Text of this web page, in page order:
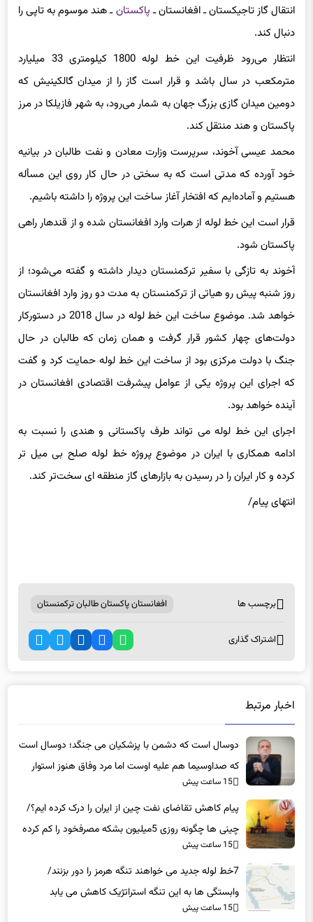
انتقال گاز تاجیکستان ـ افغانستان ـپاکستانـ هند موسوم به تاپی را
دنبال کند.
انتظار می‌رود ظرفیت این خط لوله 1800 کیلومتری 33 میلیارد
مترمکعب در سال باشد و قرار است گاز را از میدان گالکینیش که
دومین میدان گازی بزرگ جهان به شمار می‌رود، به شهر فازیلکا در مرز
پاکستان و هند منتقل کند.
محمد عیسی آخوند، سرپرست وزارت معادن و نفت طالبان در بیانیه
خود آورده که مدتی است که به سختی در حال کار روی این مسأله
هستیم و آماده‌ایم که افتخار آغاز ساخت این پروژه را داشته باشیم.
قرار است این خط لوله از هرات وارد افغانستان شده و از قندهار راهی
پاکستان شود.
آخوند به تازگی با سفیر ترکمنستان دیدار داشته و گفته می‌شود؛ از
روز شنبه پیش رو هیاتی از ترکمنستان به مدت دو روز وارد افغانستان
خواهد شد. موضوع ساخت این خط لوله در سال 2018 در دستورکار
دولت‌های چهار کشور قرار گرفت و همان زمان که طالبان در حال
جنگ با دولت مرکزی بود از ساخت این خط لوله حمایت کرد و گفت
که اجرای این پروژه یکی از عوامل پیشرفت اقتصادی افغانستان در
آینده خواهد بود.
اجرای این خط لوله می تواند طرف پاکستانی و هندی را نسبت به
ادامه همکاری با ایران در موضوع پروژه خط لوله صلح بی میل تر
کرده و کار ایران را در رسیدن به بازارهای گاز منطقه ای سخت‌تر کند.
انتهای پیام/
برچسب ها افغانستان پاکستان طالبان ترکمنستان
اشتراک گذاری
اخبار مرتبط
دوسال است که دشمن با پزشکیان می جنگد؛ دوسال است
که صداوسیما هم علیه اوست اما مرد وفاق هنوز استوار
است
15 ساعت پیش
پیام کاهش تقاضای نفت چین از ایران را درک کرده ایم؟/
چینی ها چگونه روزی 5میلیون بشکه مصرفخود را کم کرده
اند؟
15 ساعت پیش
7خط لوله جدید می خواهند تنگه هرمز را دور بزنند/
وابستگی ها به این تنگه استراتژیک کاهش می یابد
15 ساعت پیش